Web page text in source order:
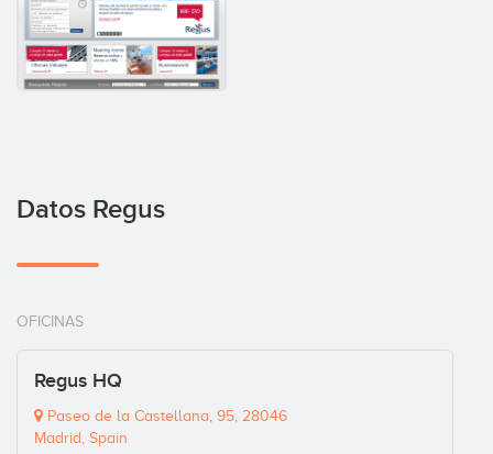
Datos Regus
OFICINAS
Regus HQ
Paseo de la Castellana, 95, 28046
Madrid, Spain